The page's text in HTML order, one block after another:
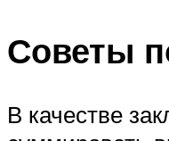
Советы
В качестве